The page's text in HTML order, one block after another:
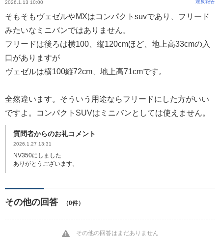
2026.1.13 10:00 違反報告
そもそもヴェゼルやMXはコンパクトsuvであり、フリード
みたいなミニバンではありません。
フリードは後ろは横100、縦120cmほど、地上高33cmの入
口がありますが
ヴェゼルは横100縦72cm、地上高71cmです。
全然違います。そういう用途ならフリードにした方がいい
ですよ。コンパクトSUVはミニバンとしては使えません。
質問者からのお礼コメント
2026.1.27 13:31
NV350にしました
ありがとうございます。
その他の回答 （0件）
その他の回答はまだありません